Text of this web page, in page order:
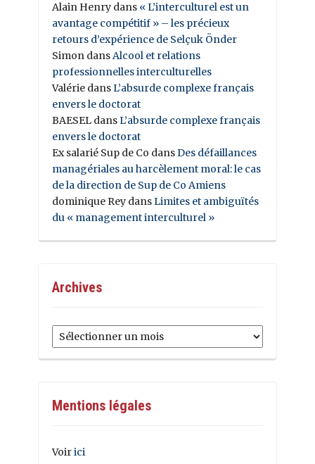
Alain Henry dans « L’interculturel est un
avantage compétitif » – les précieux
retours d’expérience de Selçuk Önder
Simon dansAlcool et relations
professionnelles interculturelles
Valérie dansL’absurde complexe français
envers le doctorat
BAESEL dansL’absurde complexe français
envers le doctorat
Ex salarié Sup de Co dansDes défaillances
managériales au harcèlement moral: le cas
de la direction de Sup de Co Amiens
dominique Rey dansLimites et ambiguïtés
du « management interculturel »
Archives
Archives
Mentions légales
Voirici